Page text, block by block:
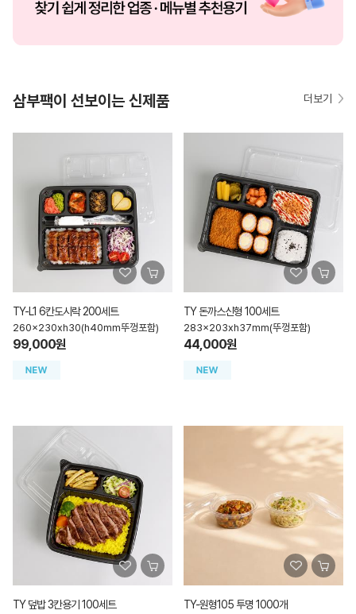
삼부팩이 선보이는 신제품 더보기
TY-L1 6칸도시락 200세트
260x230xh30(h40mm뚜껑포함)
99,000원
TY 돈까스신형 100세트
283x203xh37mm(뚜껑포함)
44,000원
TY 덮밥 3칸용기 100세트 TY-원형105 투명 1000개